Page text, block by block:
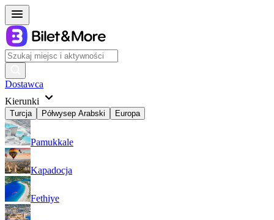
Dostawca
Kierunki
Turcja Półwysep Arabski Europa
Pamukkale
Kapadocja
Fethiye